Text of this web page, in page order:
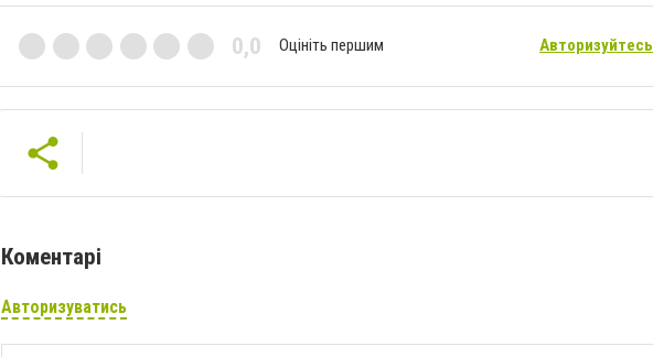
0,0 Оцініть першим Авторизуйтесь
Коментарі
Авторизуватись